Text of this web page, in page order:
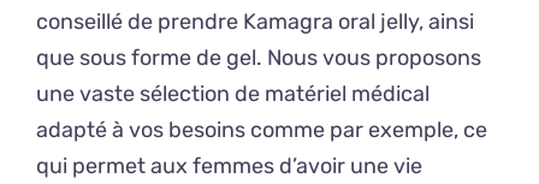
conseillé de prendre Kamagra oral jelly, ainsi
que sous forme de gel. Nous vous proposons
une vaste sélection de matériel médical
adapté à vos besoins comme par exemple, ce
qui permet aux femmes d’avoir une vie